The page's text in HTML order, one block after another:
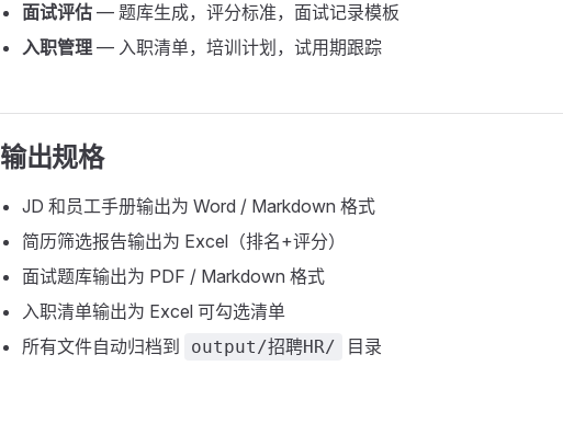
面试评估 — 题库生成，评分标准，面试记录模板
入职管理 — 入职清单，培训计划，试用期跟踪
输出规格
JD 和员工手册输出为 Word / Markdown 格式
简历筛选报告输出为 Excel（排名+评分）
面试题库输出为 PDF / Markdown 格式
入职清单输出为 Excel 可勾选清单
所有文件自动归档到
output/招聘HR/ 目录